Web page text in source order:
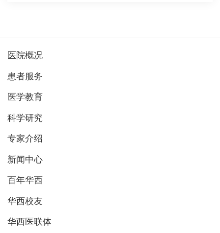
医院概况
患者服务
医学教育
科学研究
专家介绍
新闻中心
百年华西
华西校友
华西医联体